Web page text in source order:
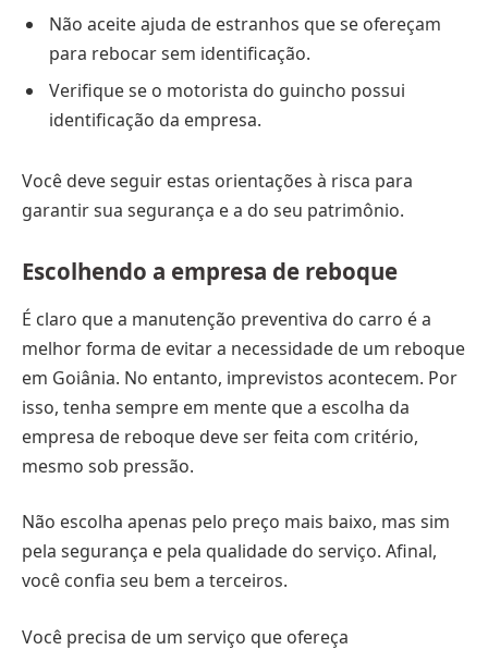
Não aceite ajuda de estranhos que se ofereçam
para rebocar sem identificação.
Verifique se o motorista do guincho possui
identificação da empresa.
Você deve seguir estas orientações à risca para
garantir sua segurança e a do seu patrimônio.
Escolhendo a empresa de reboque
É claro que a manutenção preventiva do carro é a
melhor forma de evitar a necessidade de um reboque
em Goiânia. No entanto, imprevistos acontecem. Por
isso, tenha sempre em mente que a escolha da
empresa de reboque deve ser feita com critério,
mesmo sob pressão.
Não escolha apenas pelo preço mais baixo, mas sim
pela segurança e pela qualidade do serviço. Afinal,
você confia seu bem a terceiros.
Você precisa de um serviço que ofereça